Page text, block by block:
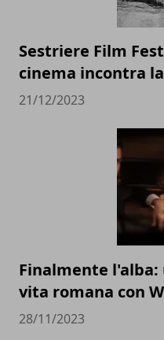
Sestriere Film
cinema incontra
21/12/2023
Finalmente l'alba:
vita romana con
28/11/2023